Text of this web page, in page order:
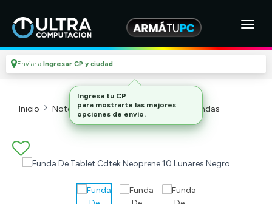
Enviar a Ingresar CP y ciudad
Inicio Notebooks Y Tablets Mochilas Y Fundas